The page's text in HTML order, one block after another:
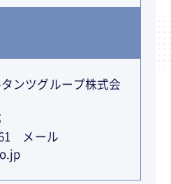
ンツグループ株式会
メール